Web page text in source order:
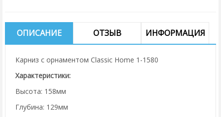
ОПИСАНИЕ ОТЗЫВ ИНФОРМАЦИЯ
Карниз с орнаментом Classic Home 1-1580
Характеристики:
Высота: 158мм
Глубина: 129мм